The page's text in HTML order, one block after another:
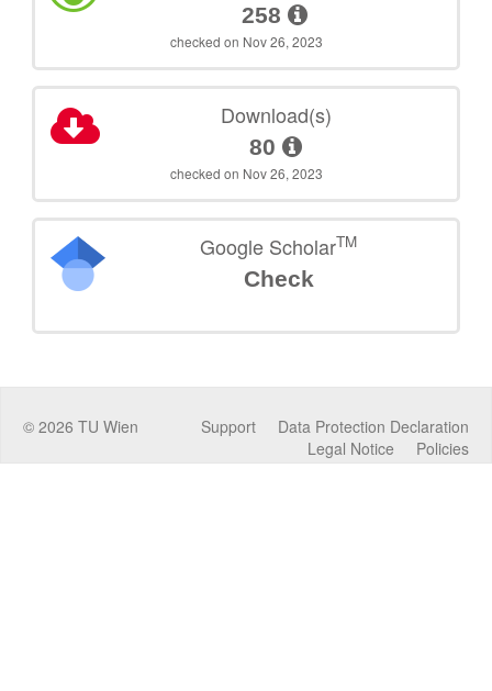
258
checked on Nov 26, 2023
Download(s)
80
checked on Nov 26, 2023
Google ScholarTM
Check
© 2026 TU Wien Data Protection Declaration
Support
Policies
Legal Notice